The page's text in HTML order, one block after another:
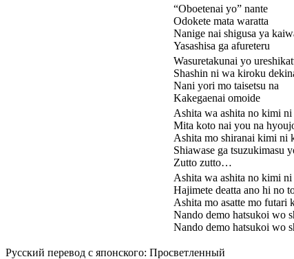
“Oboetenai yo” nante
Odokete mata waratta
Nanige nai shigusa ya
Yasashisa ga afureteru
Wasuretakunai yo
Shashin ni wa kiroku
Nani yori mo taisetsu na
Kakegaenai omoide
Ashita wa ashita no kimi ni
Mita koto nai you na
Ashita mo shiranai kimi ni
Shiawase ga tsuzukimasu
Zutto zutto…
Ashita wa ashita no kimi ni
Hajimete deatta ano hi no
Ashita mo asatte mo futari
Nando demo hatsukoi wo
Nando demo hatsukoi wo
Русский перевод с японского: Просветленный